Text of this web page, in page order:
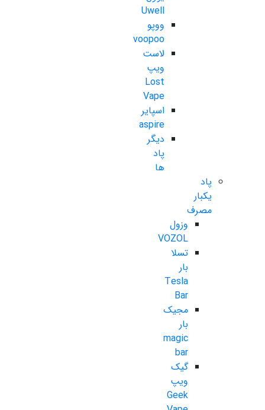
Uwell
ووپو
voopoo
لاست
ویپ
Lost
Vape
اسپایر
aspire
دیگر
پاد
ها
پاد
یکبار
مصرف
وزول
VOZOL
تسلا
بار
Tesla
Bar
مجیک
بار
magic
bar
گیک
ویپ
Geek